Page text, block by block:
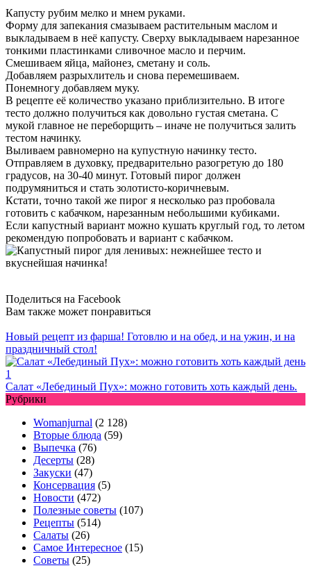
Капусту рубим мелко и мнем руками.
Форму для запекания смазываем растительным маслом и
выкладываем в неё капусту. Сверху выкладываем нарезанное
тонкими пластинками сливочное масло и перчим.
Смешиваем яйца, майонез, сметану и соль.
Добавляем разрыхлитель и снова перемешиваем.
Понемногу добавляем муку.
В рецепте её количество указано приблизительно. В итоге
тесто должно получиться как довольно густая сметана. С
мукой главное не переборщить – иначе не получиться залить
тестом начинку.
Выливаем равномерно на купустную начинку тесто.
Отправляем в духовку, предварительно разогретую до 180
градусов, на 30-40 минут. Готовый пирог должен
подрумяниться и стать золотисто-коричневым.
Кстати, точно такой же пирог я несколько раз пробовала
готовить с кабачком, нарезанным небольшими кубиками.
Если капустный вариант можно кушать круглый год, то летом
рекомендую попробовать и вариант с кабачком.
Поделиться на Facebook
Вам также может понравиться
Новый рецепт из фарша! Готовлю и на обед, и на ужин, и на
праздничный стол!
Салат «Лебединый Пух»: можно готовить хоть каждый день.
Рубрики
Womanjurnal (2 128)
Вторые блюда (59)
Выпечка (76)
Десерты (28)
Закуски (47)
Консервация (5)
Новости (472)
Полезные советы (107)
Рецепты (514)
Салаты (26)
Самое Интересное (15)
Советы (25)